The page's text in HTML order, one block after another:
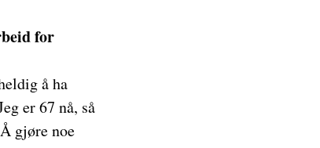
for
å ha
er 67 nå, så
gjøre noe